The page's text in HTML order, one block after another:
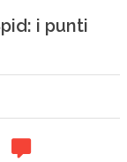
i punti